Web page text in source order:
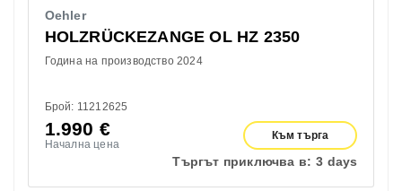
Oehler
HOLZRÜCKEZANGE OL HZ 2350
Година на производство 2024
Брой: 11212625
1.990 €
Начална цена
Към търга
Търгът приключва в: 3 days